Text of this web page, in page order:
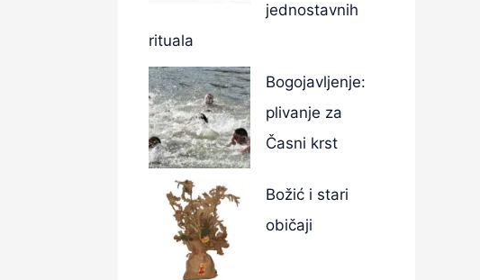
jednostavnih
rituala
Bogojavljenje:
plivanje za
Časni krst
Božić i stari
običaji